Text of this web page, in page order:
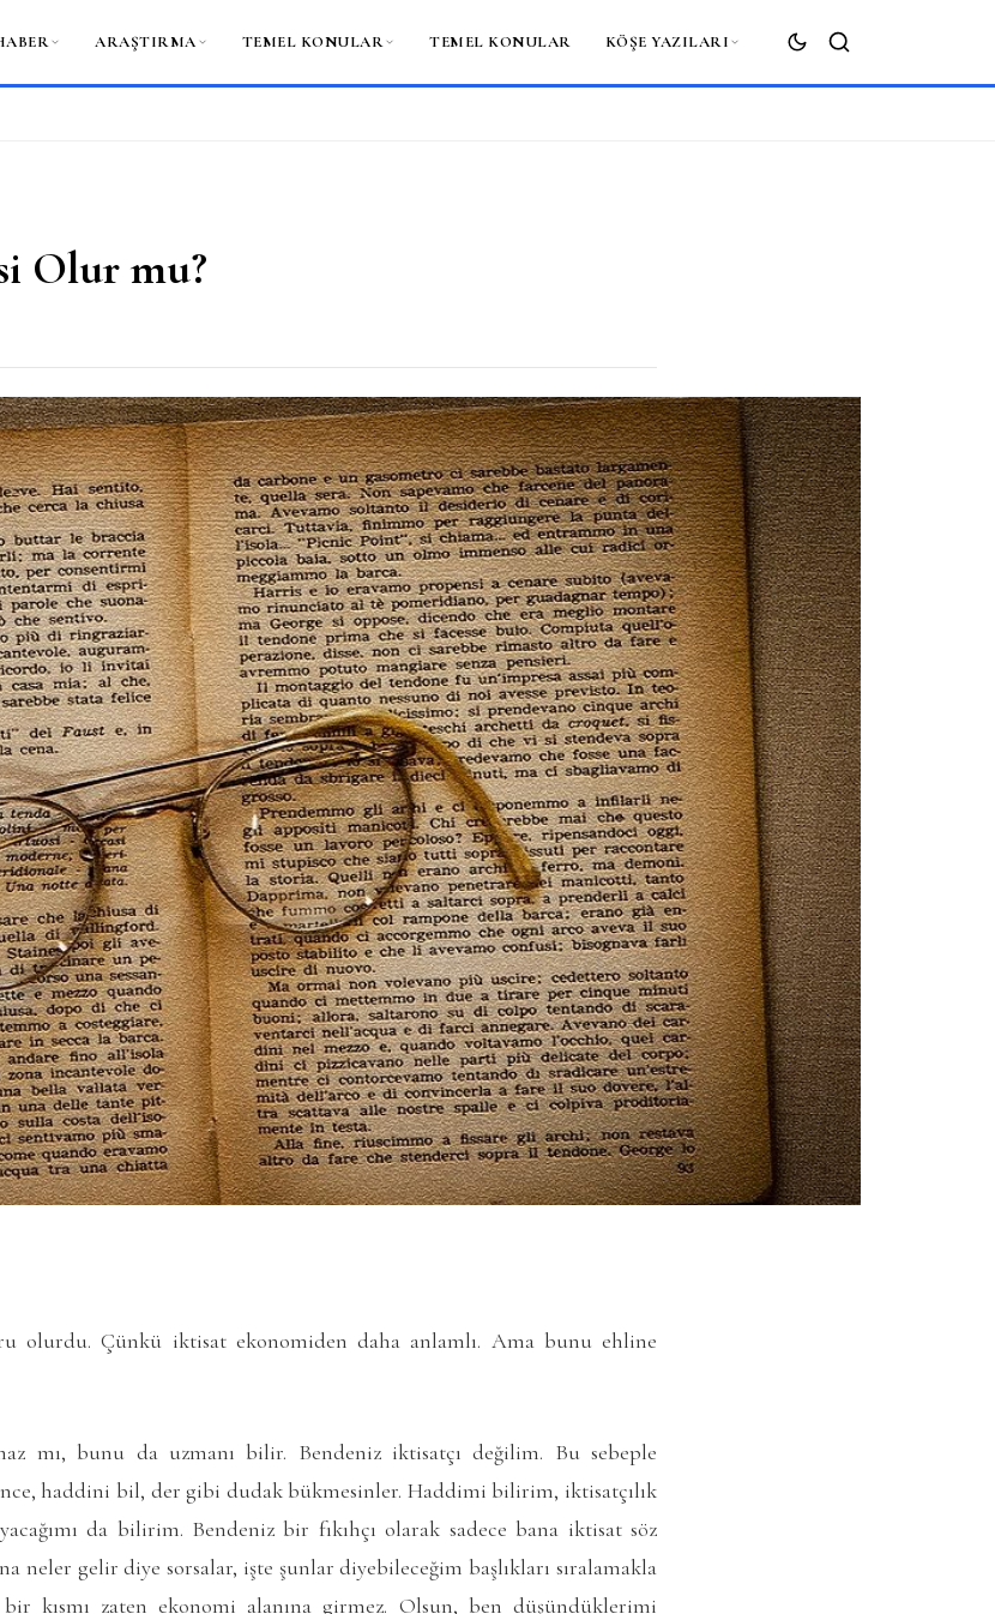
ARAŞTIRMA TEMEL KONULAR TEMEL KONULAR KÖŞE YAZILARI
ARA
Olur mu?
olurdu. Çünkü iktisat ekonomiden daha anlamlı. Ama bunu ehline
mı, bunu da uzmanı bilir. Bendeniz iktisatçı değilim. Bu sebeple
haddini bil, der gibi dudak bükmesinler. Haddimi bilirim, iktisatçılık
da bilirim. Bendeniz bir fıkıhçı olarak sadece bana iktisat söz
neler gelir diye sorsalar, işte şunlar diyebileceğim başlıkları sıralamakla
kısmı zaten ekonomi alanına girmez. Olsun, ben düşündüklerimi